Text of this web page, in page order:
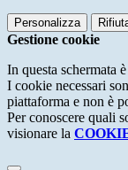
Personalizza
Gestione cookie
In questa schermata
I cookie necessari
piattaforma e non è
Per conoscere quali
visionare la